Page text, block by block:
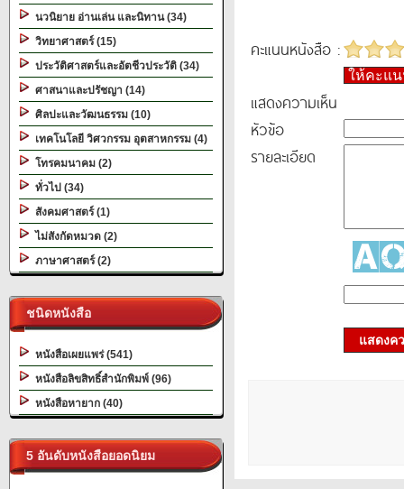
นวนิยาย อ่านเล่น และนิทาน (34)
วิทยาศาสตร์ (15)
ประวัติศาสตร์และอัตชีวประวัติ (34)
ศาสนาและปรัชญา (14)
ศิลปะและวัฒนธรรม (10)
เทคโนโลยี วิศวกรรม อุตสาหกรรม (4)
โทรคมนาคม (2)
ทั่วไป (34)
สังคมศาสตร์ (1)
ไม่สังกัดหมวด (2)
ภาษาศาสตร์ (2)
ชนิดหนังสือ
หนังสือเผยแพร่ (541)
หนังสือลิขสิทธิ์สำนักพิมพ์ (96)
หนังสือหายาก (40)
5 อันดับหนังสือยอดนิยม
คะแนนหนังสือ :
ให้คะแ
แสดงความเห็น
หัวข้อ
รายละเอียด
แสดงค